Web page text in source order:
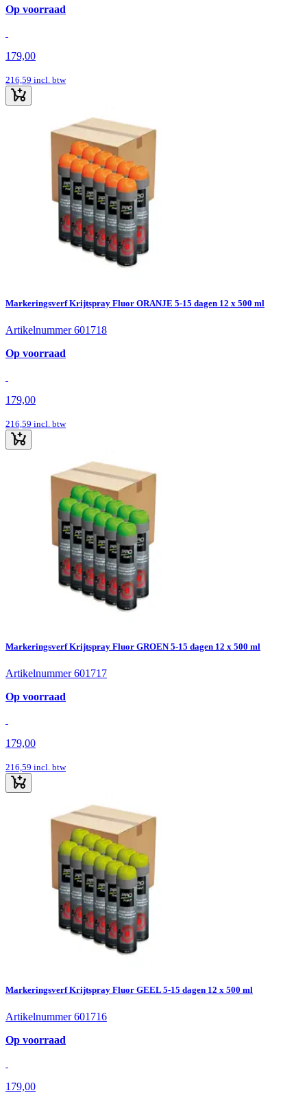
Op voorraad
179,00
216,59 incl. btw
Markeringsverf Krijtspray Fluor ORANJE 5-15 dagen 12 x 500 ml
Artikelnummer 601718
Op voorraad
179,00
216,59 incl. btw
Markeringsverf Krijtspray Fluor GROEN 5-15 dagen 12 x 500 ml
Artikelnummer 601717
Op voorraad
179,00
216,59 incl. btw
Markeringsverf Krijtspray Fluor GEEL 5-15 dagen 12 x 500 ml
Artikelnummer 601716
Op voorraad
179,00